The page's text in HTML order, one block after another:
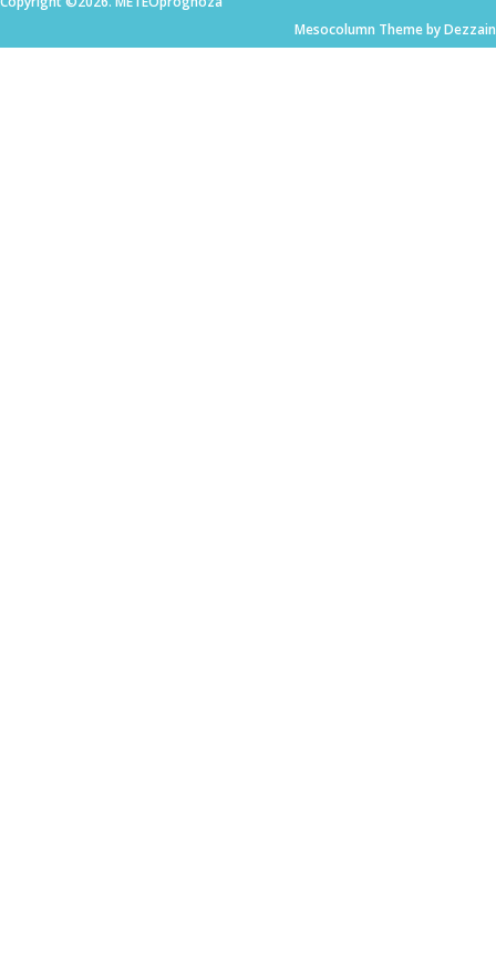
Mesocolumn Theme by Dezzain